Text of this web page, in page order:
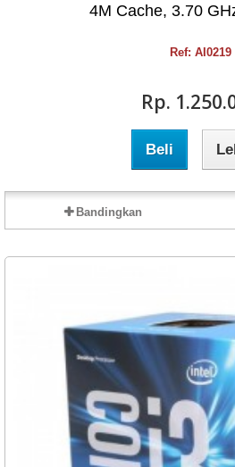
4M Cache, 3.70
Ref: AI0219
Rp‎.
Beli
Bandingkan